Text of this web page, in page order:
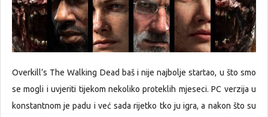
Overkill’s The Walking Dead baš i nije najbolje startao, u što smo
se mogli i uvjeriti tijekom nekoliko proteklih mjeseci. PC verzija u
konstantnom je padu i već sada rijetko tko ju igra, a nakon što su